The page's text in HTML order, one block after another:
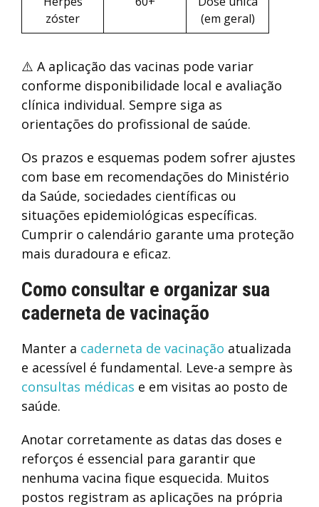
zóster
(em geral)
⚠️ A aplicação das vacinas pode variar
conforme disponibilidade local e avaliação
clínica individual. Sempre siga as
orientações do profissional de saúde.
Os prazos e esquemas podem sofrer ajustes
com base em recomendações do Ministério
da Saúde, sociedades científicas ou
situações epidemiológicas específicas.
Cumprir o calendário garante uma proteção
mais duradoura e eficaz.
Como consultar e organizar sua
caderneta de vacinação
Manter a caderneta de vacinação atualizada
e acessível é fundamental. Leve-a sempre às
consultas médicas e em visitas ao posto de
saúde.
Anotar corretamente as datas das doses e
reforços é essencial para garantir que
nenhuma vacina fique esquecida. Muitos
postos registram as aplicações na própria